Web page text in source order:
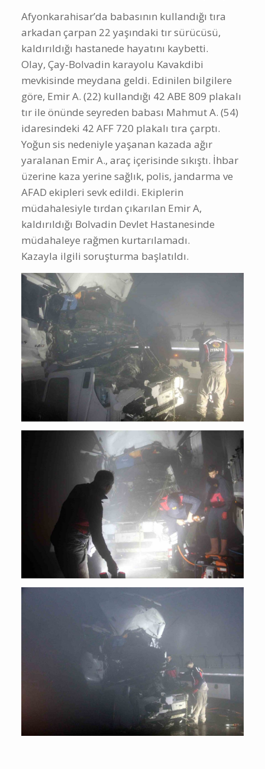
Afyonkarahisar’da babasının kullandığı tıra
arkadan çarpan 22 yaşındaki tır sürücüsü,
kaldırıldığı hastanede hayatını kaybetti.
Olay, Çay-Bolvadin karayolu Kavakdibi
mevkisinde meydana geldi. Edinilen bilgilere
göre, Emir A. (22) kullandığı 42 ABE 809 plakalı
tır ile önünde seyreden babası Mahmut A. (54)
idaresindeki 42 AFF 720 plakalı tıra çarptı.
Yoğun sis nedeniyle yaşanan kazada ağır
yaralanan Emir A., araç içerisinde sıkıştı. İhbar
üzerine kaza yerine sağlık, polis, jandarma ve
AFAD ekipleri sevk edildi. Ekiplerin
müdahalesiyle tırdan çıkarılan Emir A,
kaldırıldığı Bolvadin Devlet Hastanesinde
müdahaleye rağmen kurtarılamadı.
Kazayla ilgili soruşturma başlatıldı.